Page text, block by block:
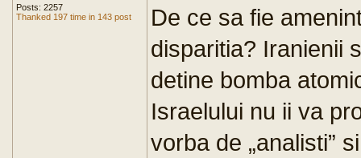
Posts: 2257
Thanked 197 time in 143 post
De ce sa fie
disparitia? Iranienii
detine bomba
Israelului nu ii va
vorba de „analisti”